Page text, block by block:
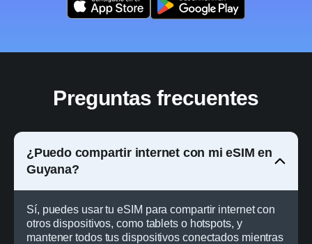
Preguntas frecuentes
¿Puedo compartir internet con mi eSIM en
Guyana?
Sí, puedes usar tu eSIM para compartir internet con
otros dispositivos, como tablets o hotspots, y
mantener todos tus dispositivos conectados mientras